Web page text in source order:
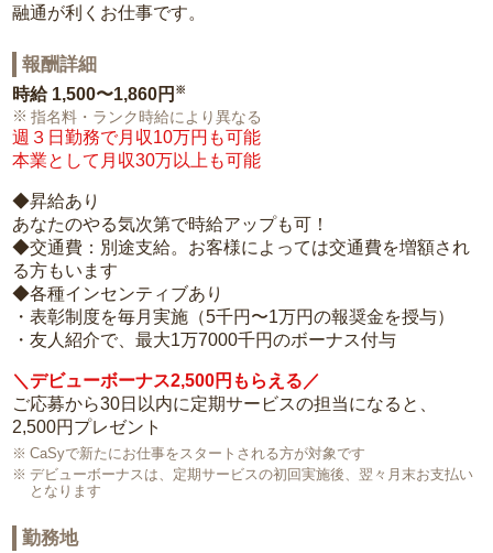
融通が利くお仕事です。
報酬詳細
時給 1,500〜1,860円 ※
指名料・ランク時給により異なる
週３日勤務で月収10万円も可能
本業として月収30万以上も可能
◆昇給あり
あなたのやる気次第で時給アップも可！
◆交通費：別途支給。お客様によっては交通費を増額され
る方もいます
◆各種インセンティブあり
・表彰制度を毎月実施（5千円〜1万円の報奨金を授与）
・友人紹介で、最大1万7000千円のボーナス付与
＼デビューボーナス2,500円もらえる／
ご応募から30日以内に定期サービスの担当になると、
2,500円プレゼント
CaSyで新たにお仕事をスタートされる方が対象です
デビューボーナスは、定期サービスの初回実施後、翌々月末お支払い
となります
勤務地